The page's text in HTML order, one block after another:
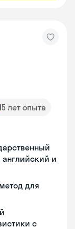
лет опыта
английский и
для
с